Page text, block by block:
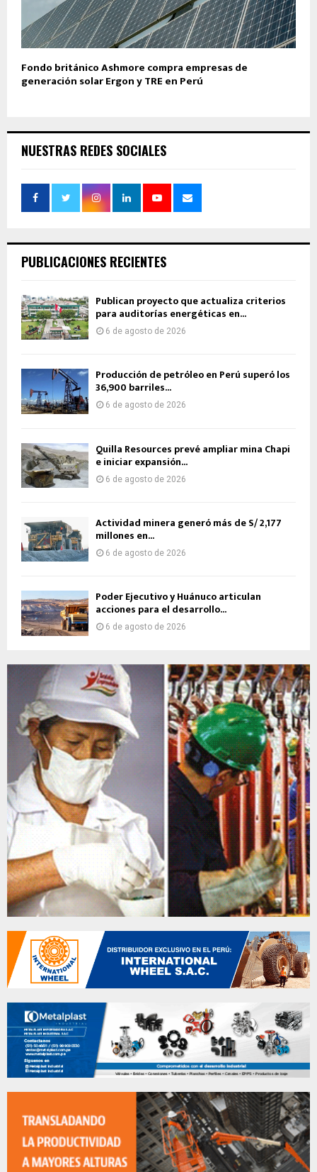
Fondo británico Ashmore compra empresas de
generación solar Ergon y TRE en Perú
NUESTRAS REDES SOCIALES
PUBLICACIONES RECIENTES
Publican proyecto que actualiza criterios
para auditorías energéticas en...
6 de agosto de 2026
Producción de petróleo en Perú superó los
36,900 barriles...
6 de agosto de 2026
Quilla Resources prevé ampliar mina Chapi
e iniciar expansión...
6 de agosto de 2026
Actividad minera generó más de S/ 2,177
millones en...
6 de agosto de 2026
Poder Ejecutivo y Huánuco articulan
acciones para el desarrollo...
6 de agosto de 2026